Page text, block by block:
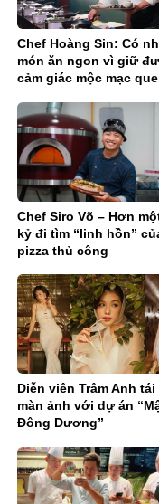
Chef Hoàng Sin: Có
món ăn ngon vì giữ
cảm giác mộc mạc
Chef Siro Võ – Hơn
kỷ đi tìm “linh hồn”
pizza thủ công
Diễn viên Trâm Anh
màn ảnh với dự án
Đông Dương”